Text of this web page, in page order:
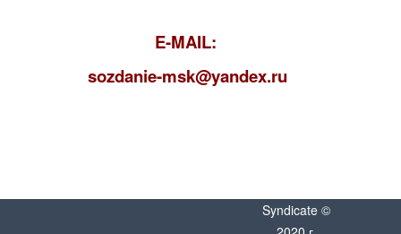
E-MAIL:
sozdanie-msk@yandex.ru
Syndicate ©